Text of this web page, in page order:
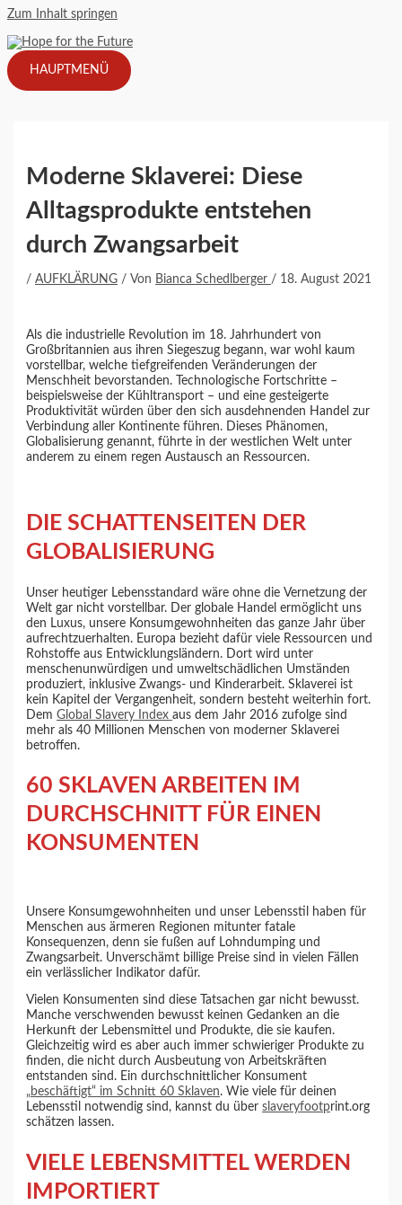
Zum Inhalt springen
HAUPTMENÜ
Moderne Sklaverei: Diese
Alltagsprodukte entstehen
durch Zwangsarbeit
/AUFKLÄRUNG / Von Bianca Schedlberger / 18. August 2021
Als die industrielle Revolution im 18. Jahrhundert von
Großbritannien aus ihren Siegeszug begann, war wohl kaum
vorstellbar, welche tiefgreifenden Veränderungen der
Menschheit bevorstanden. Technologische Fortschritte –
beispielsweise der Kühltransport – und eine gesteigerte
Produktivität würden über den sich ausdehnenden Handel zur
Verbindung aller Kontinente führen. Dieses Phänomen,
Globalisierung genannt, führte in der westlichen Welt unter
anderem zu einem regen Austausch an Ressourcen.
DIE SCHATTENSEITEN DER
GLOBALISIERUNG
Unser heutiger Lebensstandard wäre ohne die Vernetzung der
Welt gar nicht vorstellbar. Der globale Handel ermöglicht uns
den Luxus, unsere Konsumgewohnheiten das ganze Jahr über
aufrechtzuerhalten. Europa bezieht dafür viele Ressourcen und
Rohstoffe aus Entwicklungsländern. Dort wird unter
menschenunwürdigen und umweltschädlichen Umständen
produziert, inklusive Zwangs- und Kinderarbeit. Sklaverei ist
kein Kapitel der Vergangenheit, sondern besteht weiterhin fort.
DemGlobal Slavery Indexaus dem Jahr 2016 zufolge sind
mehr als 40 Millionen Menschen von moderner Sklaverei
betroffen.
60 SKLAVEN ARBEITEN IM
DURCHSCHNITT FÜR EINEN
KONSUMENTEN
Unsere Konsumgewohnheiten und unser Lebensstil haben für
Menschen aus ärmeren Regionen mitunter fatale
Konsequenzen, denn sie fußen auf Lohndumping und
Zwangsarbeit. Unverschämt billige Preise sind in vielen Fällen
ein verlässlicher Indikator dafür.
Vielen Konsumenten sind diese Tatsachen gar nicht bewusst.
Manche verschwenden bewusst keinen Gedanken an die
Herkunft der Lebensmittel und Produkte, die sie kaufen.
Gleichzeitig wird es aber auch immer schwieriger Produkte zu
finden, die nicht durch Ausbeutung von Arbeitskräften
entstanden sind. Ein durchschnittlicher Konsument
„beschäftigt“ im Schnitt 60 Sklaven. Wie viele für deinen
Lebensstil notwendig sind, kannst du überslaveryfootprint.org
schätzen lassen.
VIELE LEBENSMITTEL WERDEN
IMPORTIERT